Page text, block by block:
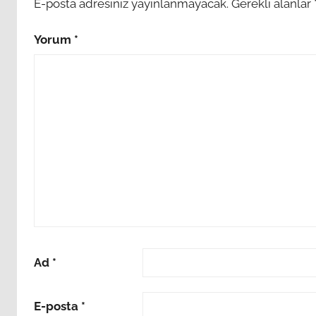
E-posta adresiniz yayınlanmayacak. Gerekli alanlar
Yorum *
Ad *
E-posta *